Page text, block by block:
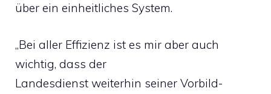
über ein einheitliches System.
„Bei aller Effizienz ist es mir aber auch
wichtig, dass der
Landesdienst weiterhin seiner Vorbild-